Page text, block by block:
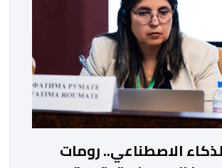
الاصطناعي.. رومات